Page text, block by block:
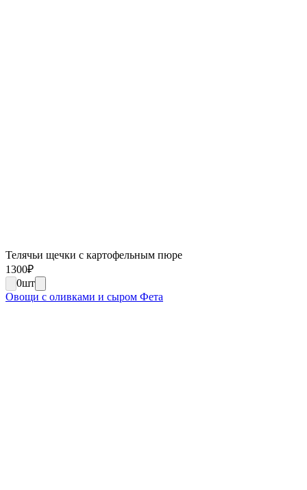
Телячьи щечки с картофельным пюре
1300₽
0шт
Овощи с оливками и сыром Фета